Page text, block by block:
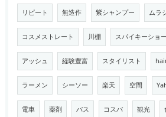
リピート 無造作 紫シャンプー ムラ
コスメストレート 川棚 スパイキーショ
アッシュ 経験豊富 スタイリスト
ラーメン シーソー 楽天 空間
電車 薬剤 バス コスパ 観光